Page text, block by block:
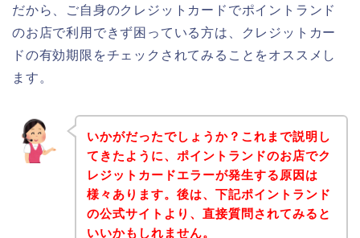
だから、ご自身のクレジットカードでポイントランド
のお店で利用できず困っている方は、クレジットカー
ドの有効期限をチェックされてみることをオススメし
ます。
いかがだったでしょうか？これまで説明し
てきたように、ポイントランドのお店でク
レジットカードエラーが発生する原因は
様々あります。後は、下記ポイントランド
の公式サイトより、直接質問されてみると
いいかもしれません。